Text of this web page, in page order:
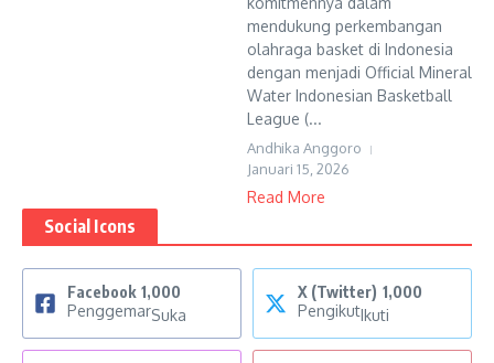
mendukung perkembangan
olahraga basket di Indonesia
dengan menjadi Official Mineral
Water Indonesian Basketball
League (...
Andhika Anggoro
Januari 15, 2026
Read More
Social Icons
Facebook 1,000
PenggemarSuka
X (Twitter) 1,000
PengikutIkuti